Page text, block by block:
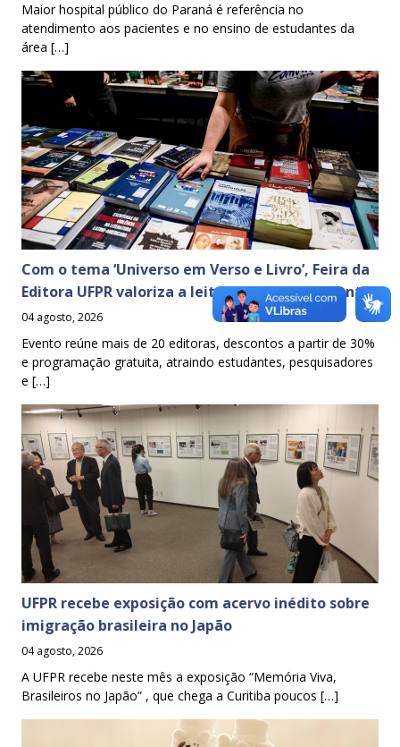
Maior hospital público do Paraná é referência no
atendimento aos pacientes e no ensino de estudantes da
área […]
Com o tema ‘Universo em Verso e Livro’, Feira da
Editora UFPR valoriza a leitura e o conhecimento
04 agosto, 2026
Evento reúne mais de 20 editoras, descontos a partir de 30%
e programação gratuita, atraindo estudantes, pesquisadores
e […]
UFPR recebe exposição com acervo inédito sobre
imigração brasileira no Japão
04 agosto, 2026
A UFPR recebe neste mês a exposição “Memória Viva,
Brasileiros no Japão” , que chega a Curitiba poucos […]